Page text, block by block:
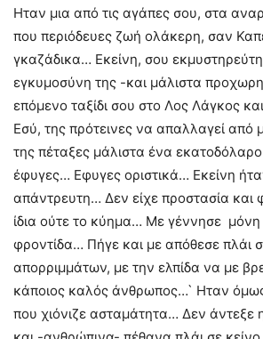
Ηταν μια από τις αγάπες σου, στα
που περιόδευες ζωή ολάκερη, σαν
γκαζάδικα… Εκείνη, σου
εγκυμοσύνη της -και μάλιστα
επόμενο ταξίδι σου στο Λος Λάγκος
Εσύ, της πρότεινες να απαλλαγεί
της πέταξες μάλιστα ένα εκατοδόλαρο
έφυγες… Εφυγες οριστικά… Εκείνη
απάντρευτη… Δεν είχε προστασία και
ίδια ούτε το κύημα… Με γέννησε μόνη
φροντίδα… Πήγε και με απόθεσε πλάι
απορριμμάτων, με την ελπίδα να με
κάποιος καλός άνθρωπος…` Ηταν
που χιόνιζε ασταμάτητα… Δεν άντεξε